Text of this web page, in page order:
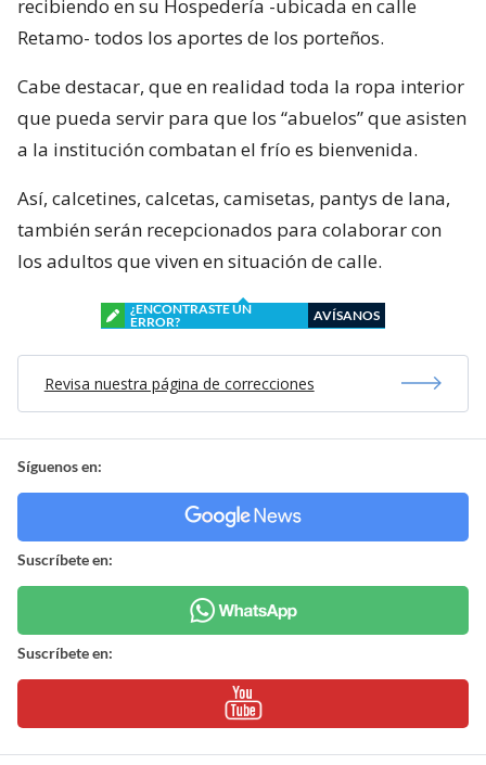
recibiendo en su Hospedería -ubicada en calle
Retamo- todos los aportes de los porteños.
Cabe destacar, que en realidad toda la ropa interior
que pueda servir para que los “abuelos” que asisten
a la institución combatan el frío es bienvenida.
Así, calcetines, calcetas, camisetas, pantys de lana,
también serán recepcionados para colaborar con
los adultos que viven en situación de calle.
¿ENCONTRASTE UN
ERROR?
AVÍSANOS
Revisa nuestra página de correcciones
Síguenos en:
Suscríbete en:
Suscríbete en: